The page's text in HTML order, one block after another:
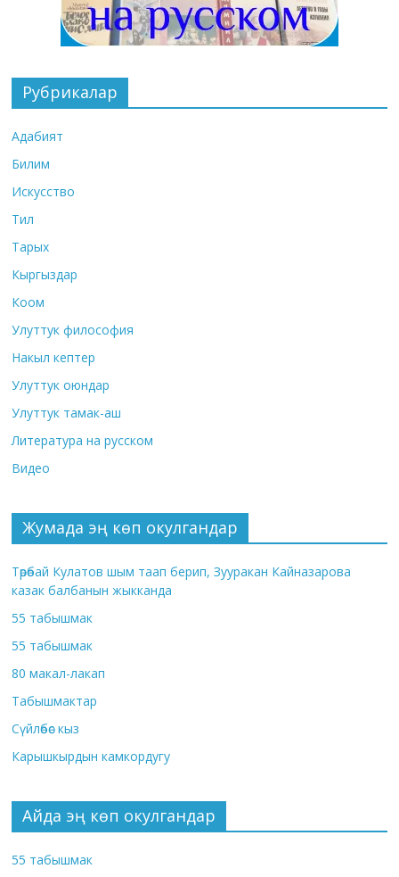
Рубрикалар
Адабият
Билим
Искусство
Тил
Тарых
Кыргыздар
Коом
Улуттук философия
Накыл кептер
Улуттук оюндар
Улуттук тамак-аш
Литература на русском
Видео
Жумада эң көп окулгандар
Төрөбай Кулатов шым таап берип, Зууракан Кайназарова
казак балбанын жыкканда
55 табышмак
55 табышмак
80 макал-лакап
Табышмактар
Сүйлөбөс кыз
Карышкырдын камкордугу
Айда эң көп окулгандар
55 табышмак